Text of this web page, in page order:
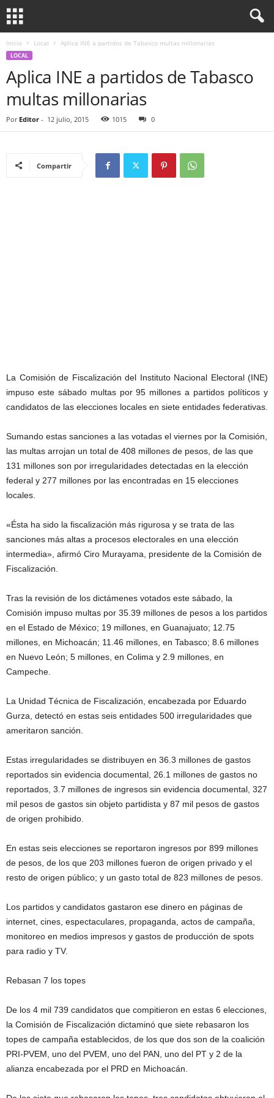
Inicio Local Aplica INE a partidos de Tabasco multas millonarias
LOCAL
Aplica INE a partidos de Tabasco
multas millonarias
Por Editor - 12 julio, 2015 1015 0
Compartir
La Comisión de Fiscalización del Instituto Nacional Electoral (INE)
impuso este sábado multas por 95 millones a partidos políticos y
candidatos de las elecciones locales en siete entidades federativas.
Sumando estas sanciones a las votadas el viernes por la Comisión,
las multas arrojan un total de 408 millones de pesos, de las que
131 millones son por irregularidades detectadas en la elección
federal y 277 millones por las encontradas en 15 elecciones
locales.
«Ésta ha sido la fiscalización más rigurosa y se trata de las
sanciones más altas a procesos electorales en una elección
intermedia», afirmó Ciro Murayama, presidente de la Comisión de
Fiscalización.
Tras la revisión de los dictámenes votados este sábado, la
Comisión impuso multas por 35.39 millones de pesos a los partidos
en el Estado de México; 19 millones, en Guanajuato; 12.75
millones, en Michoacán; 11.46 millones, en Tabasco; 8.6 millones
en Nuevo León; 5 millones, en Colima y 2.9 millones, en
Campeche.
La Unidad Técnica de Fiscalización, encabezada por Eduardo
Gurza, detectó en estas seis entidades 500 irregularidades que
ameritaron sanción.
Estas irregularidades se distribuyen en 36.3 millones de gastos
reportados sin evidencia documental, 26.1 millones de gastos no
reportados, 3.7 millones de ingresos sin evidencia documental, 327
mil pesos de gastos sin objeto partidista y 87 mil pesos de gastos
de origen prohibido.
En estas seis elecciones se reportaron ingresos por 899 millones
de pesos, de los que 203 millones fueron de origen privado y el
resto de origen público; y un gasto total de 823 millones de pesos.
Los partidos y candidatos gastaron ese dinero en páginas de
internet, cines, espectaculares, propaganda, actos de campaña,
monitoreo en medios impresos y gastos de producción de spots
para radio y TV.
Rebasan 7 los topes
De los 4 mil 739 candidatos que compitieron en estas 6 elecciones,
la Comisión de Fiscalización dictaminó que siete rebasaron los
topes de campaña establecidos, de los que dos son de la coalición
PRI-PVEM, uno del PVEM, uno del PAN, uno del PT y 2 de la
alianza encabezada por el PRD en Michoacán.